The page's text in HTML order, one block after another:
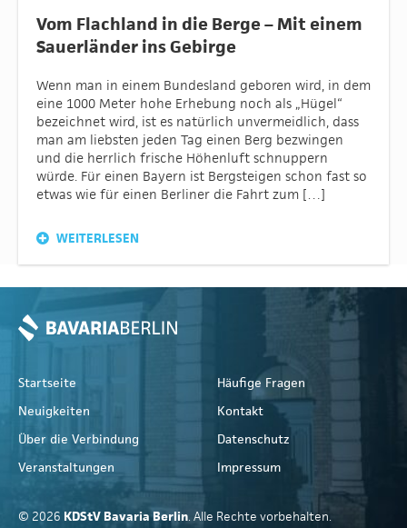
Vom Flachland in die Berge – Mit einem
Sauerländer ins Gebirge
Wenn man in einem Bundesland geboren wird, in dem
eine 1000 Meter hohe Erhebung noch als „Hügel“
bezeichnet wird, ist es natürlich unvermeidlich, dass
man am liebsten jeden Tag einen Berg bezwingen
und die herrlich frische Höhenluft schnuppern
würde. Für einen Bayern ist Bergsteigen schon fast so
etwas wie für einen Berliner die Fahrt zum […]
WEITERLESEN
Startseite
Neuigkeiten
Über die Verbindung
Veranstaltungen
Häufige Fragen
Kontakt
Datenschutz
Impressum
© 2026 KDStV Bavaria Berlin. Alle Rechte vorbehalten.